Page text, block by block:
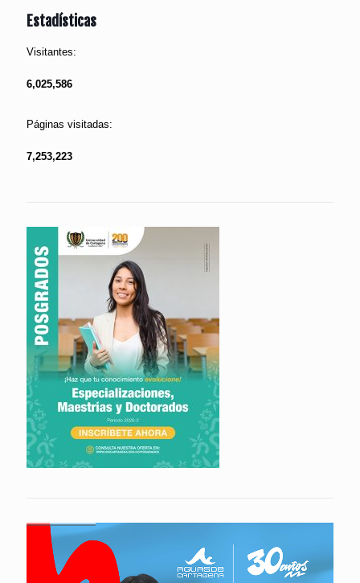
Estadísticas
Visitantes:
6,025,586
Páginas visitadas:
7,253,223